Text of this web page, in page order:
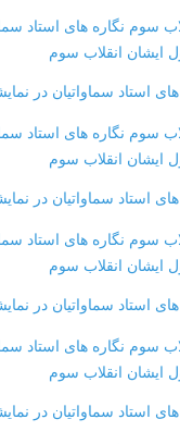
سوم نگاره های استاد
ایشان انقلاب سوم
های استاد سماواتیان در
سوم نگاره های استاد
ایشان انقلاب سوم
های استاد سماواتیان در
سوم نگاره های استاد
ایشان انقلاب سوم
های استاد سماواتیان در
سوم نگاره های استاد
ایشان انقلاب سوم
های استاد سماواتیان در